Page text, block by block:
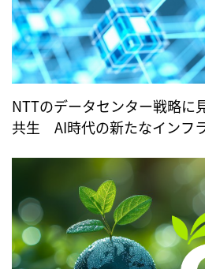
NTTのデータセンター戦略に
共生 AI時代の新たなインフ